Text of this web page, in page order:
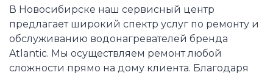
В Новосибирске наш сервисный центр
предлагает широкий спектр услуг по ремонту и
обслуживанию водонагревателей бренда
Atlantic. Мы осуществляем ремонт любой
сложности прямо на дому клиента. Благодаря